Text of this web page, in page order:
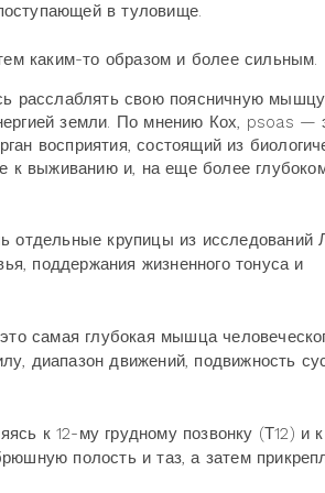
в туловище.
каким-то образом и более сильным.
расслаблять свою поясничную
земли. По мнению Кох, psoas —
восприятия, состоящий из
к выживанию и, на еще более
отдельные крупицы из исследований
поддержания жизненного тонуса и
самая глубокая мышца
диапазон движений, подвижность
к 12-му грудному позвонку (Т12) и к
полость и таз, а затем